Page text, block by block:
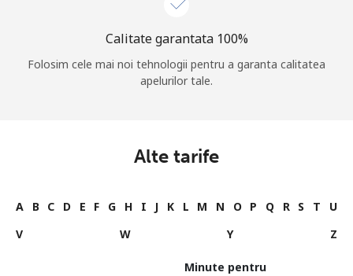
Calitate garantata 100%
Folosim cele mai noi tehnologii pentru a garanta calitatea
apelurilor tale.
Alte tarife
A B C D E F G H I J K L M N O P Q R S T
U
V
W Y Z
Minute pentru